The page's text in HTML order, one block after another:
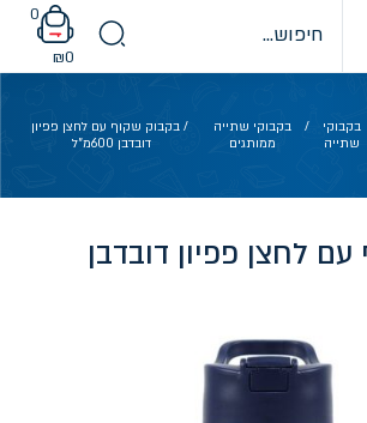
0
₪0
בקבוקי
שתייה
/
בקבוקי שתייה
ממותגים
/ בקבוק שקוף עם לחצן פפיון
דובדבן 600מ"ל
לחצן פפיון דובדבן